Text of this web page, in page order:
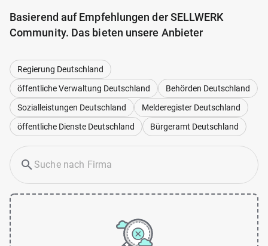
Basierend auf Empfehlungen der SELLWERK
Community. Das bieten unsere Anbieter
Regierung Deutschland
öffentliche Verwaltung Deutschland
Behörden Deutschland
Sozialleistungen Deutschland
Melderegister Deutschland
öffentliche Dienste Deutschland
Bürgeramt Deutschland